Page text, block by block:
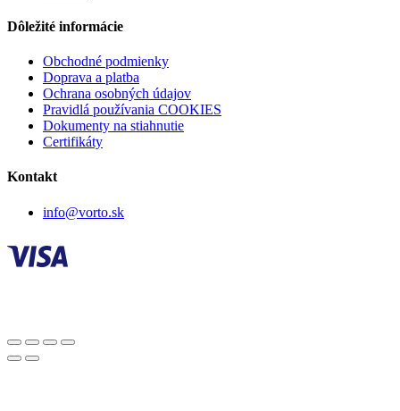
Dôležité informácie
Obchodné podmienky
Doprava a platba
Ochrana osobných údajov
Pravidlá používania COOKIES
Dokumenty na stiahnutie
Certifikáty
Kontakt
info@vorto.sk